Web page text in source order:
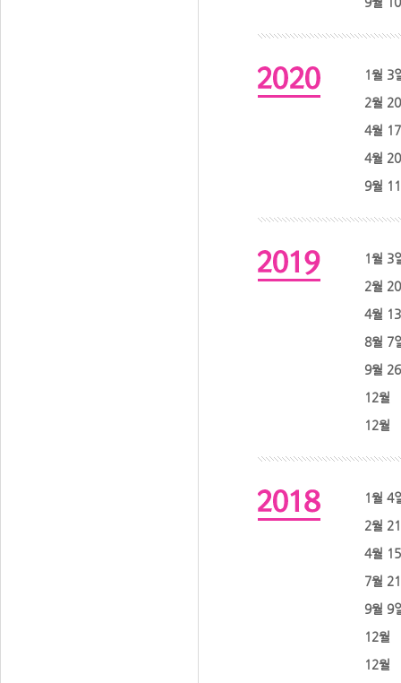
1월 3
2월
4월
4월
9월
1월 3
2월
4월
8월 7
9월
12월
12월
1월 4
2월
4월
7월
9월 9
12월
12월